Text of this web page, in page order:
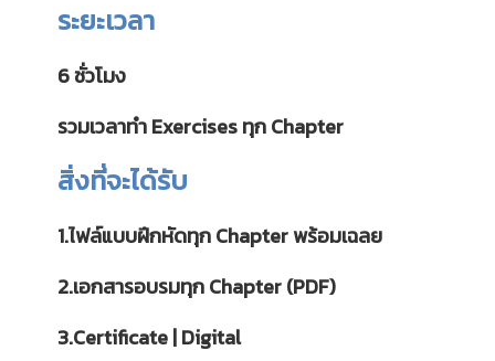
ระยะเวลา
6 ชั่วโมง
รวมเวลาทำ Exercises ทุก Chapter
สิ่งที่จะได้รับ
1.ไฟล์แบบฝึกหัดทุก Chapter พร้อมเฉลย
2.เอกสารอบรมทุก Chapter (PDF)
3.Certificate | Digital